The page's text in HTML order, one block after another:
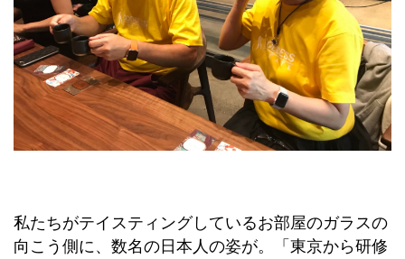
私たちがテイスティングしているお部屋のガラスの
向こう側に、数名の日本人の姿が。「東京から研修